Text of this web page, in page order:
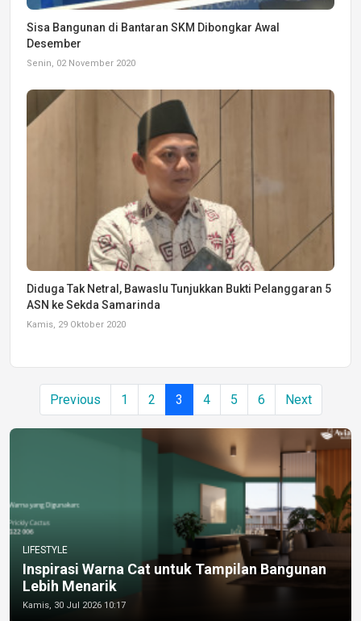
Sisa Bangunan di Bantaran SKM Dibongkar Awal
Desember
Senin, 02 November 2020
Diduga Tak Netral, Bawaslu Tunjukkan Bukti Pelanggaran 5
ASN ke Sekda Samarinda
Kamis, 29 Oktober 2020
Previous 1 2 3 4 5 6 Next
LIFESTYLE
Inspirasi Warna Cat untuk Tampilan Bangunan
Lebih Menarik
Kamis, 30 Jul 2026 10:17